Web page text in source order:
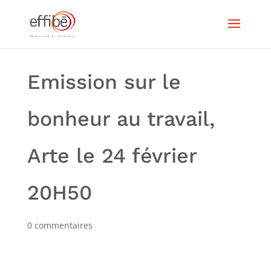
Emission sur le
bonheur au travail,
Arte le 24 février
20H50
0 commentaires